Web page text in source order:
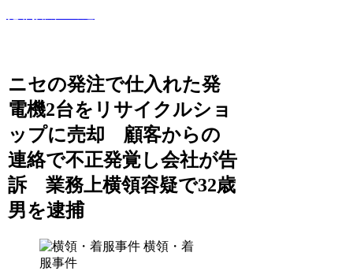
ニセの発注で仕入れた発
電機2台をリサイクルショ
ップに売却 顧客からの
連絡で不正発覚し会社が告
訴 業務上横領容疑で32歳
男を逮捕
横領・着
服事件